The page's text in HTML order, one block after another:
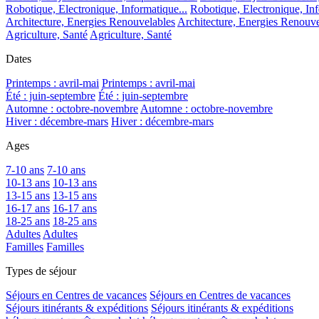
Robotique, Electronique, Informatique... Robotique, Electronique,
Architecture, Energies Renouvelables Architecture, Energies
Agriculture, Santé Agriculture, Santé
Dates
Printemps : avril-mai Printemps : avril-mai
Été : juin-septembre Été : juin-septembre
Automne : octobre-novembre Automne : octobre-novembre
Hiver : décembre-mars Hiver : décembre-mars
Ages
7-10 ans 7-10 ans
10-13 ans 10-13 ans
13-15 ans 13-15 ans
16-17 ans 16-17 ans
18-25 ans 18-25 ans
Adultes Adultes
Familles Familles
Types de séjour
Séjours en Centres de vacances Séjours en Centres de vacances
Séjours itinérants & expéditions Séjours itinérants & expéditions